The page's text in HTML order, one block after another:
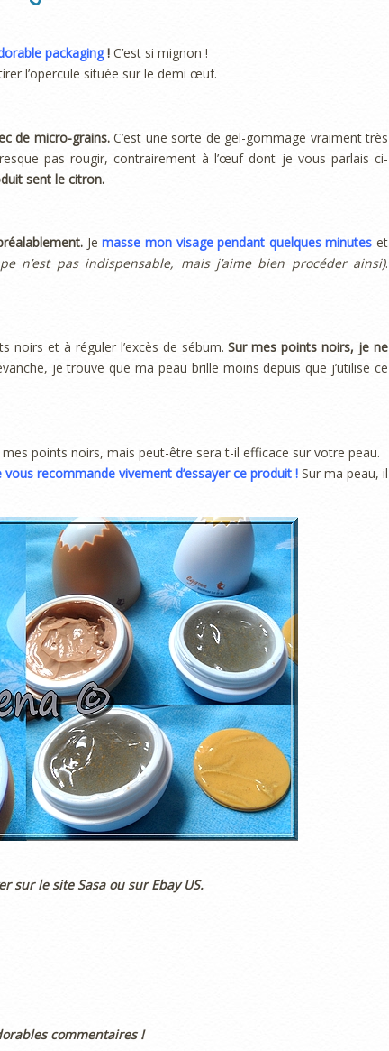
packaging! C’est si mignon !
l’opercule située sur le demi œuf.
de micro-grains. C’est une sorte de gel-gommage vraiment très
pas rougir, contrairement à l’œuf dont je vous parlais ci-
sent le citron.
Jemasse mon visage pendant quelques minutes et
n’est pas indispensable, mais j’aime bien procéder ainsi).
noirs et à réguler l’excès de sébum.Sur mes points noirs, je ne
je trouve que ma peau brille moins depuis que j’utilise ce
points noirs, mais peut-être sera t-il efficace sur votre peau.
recommande vivement d’essayer ce produit ! Sur ma peau, il
sur le site Sasa ou sur Ebay US.
commentaires !